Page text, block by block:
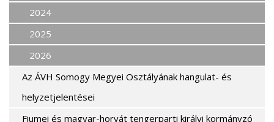
2024
2025
2026
Az ÁVH Somogy Megyei Osztályának hangulat- és
helyzetjelentései
Fiumei és magyar-horvát tengerparti királyi kormányzó